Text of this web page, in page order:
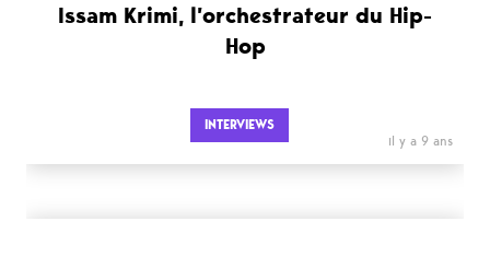
Issam Krimi, l’orchestrateur du Hip-
Hop
INTERVIEWS
il y a 9 ans